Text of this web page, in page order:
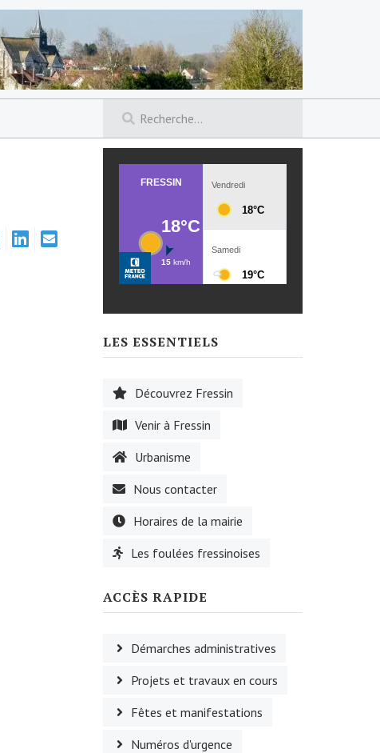
LES ESSENTIELS
Découvrez Fressin
Venir à Fressin
Urbanisme
Nous contacter
Horaires de la mairie
Les foulées fressinoises
ACCÈS RAPIDE
Démarches administratives
Projets et travaux en cours
Fêtes et manifestations
Numéros d'urgence